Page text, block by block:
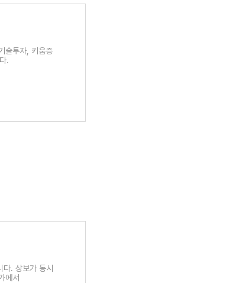
술투자, 키움증
.
. 상보가 동시
에서